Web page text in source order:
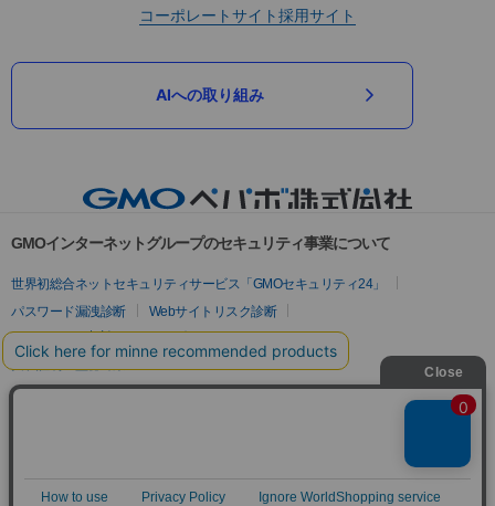
コーポレートサイト採用サイト
AIへの取り組み
GMOインターネットグループのセキュリティ事業について
世界初総合ネットセキュリティサービス「GMOセキュリティ24」
パスワード漏洩診断
Webサイトリスク診断
セキュリティ相談AIチャットボット
実在証明・盗聴対策
サイバー攻撃対策（GMOサイバーセキュリティ byイエラエ）